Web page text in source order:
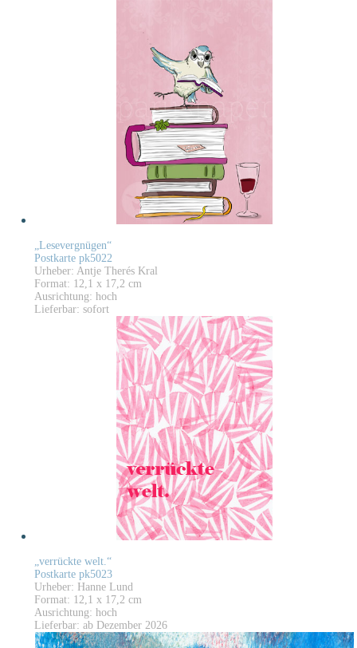
„Lesevergnügen“
Postkarte pk5022
Urheber: Antje Therés Kral
Format: 12,1 x 17,2 cm
Ausrichtung: hoch
Lieferbar: sofort
„verrückte welt.“
Postkarte pk5023
Urheber: Hanne Lund
Format: 12,1 x 17,2 cm
Ausrichtung: hoch
Lieferbar: ab Dezember 2026